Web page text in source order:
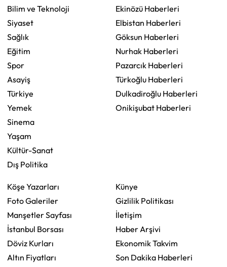
Bilim ve Teknoloji
Siyaset
Sağlık
Eğitim
Spor
Asayiş
Türkiye
Yemek
Sinema
Yaşam
Kültür-Sanat
Dış Politika
Ekinözü Haberleri
Elbistan Haberleri
Göksun Haberleri
Nurhak Haberleri
Pazarcık Haberleri
Türkoğlu Haberleri
Dulkadiroğlu Haberleri
Onikişubat Haberleri
Köşe Yazarları
Foto Galeriler
Manşetler Sayfası
İstanbul Borsası
Döviz Kurları
Altın Fiyatları
Künye
Gizlilik Politikası
İletişim
Haber Arşivi
Ekonomik Takvim
Son Dakika Haberleri